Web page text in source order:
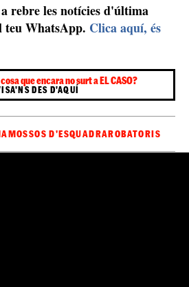
rebre les notícies d'última
teu WhatsApp. Clica aquí, és
que encara no surt a EL CASO?
DES D'AQUÍ
MOSSOS D'ESQUADRAROBATORIS